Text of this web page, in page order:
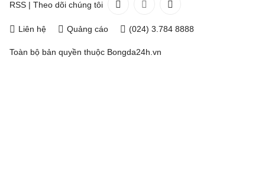
RSS | Theo dõi chúng tôi
Liên hệ Quảng cáo (024) 3.784 8888
Toàn bộ bản quyền thuộc Bongda24h.vn